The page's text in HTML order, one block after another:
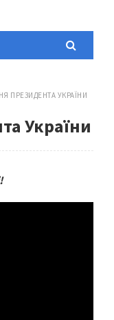
ПРЕЗИДЕНТА УКРАЇНИ
України